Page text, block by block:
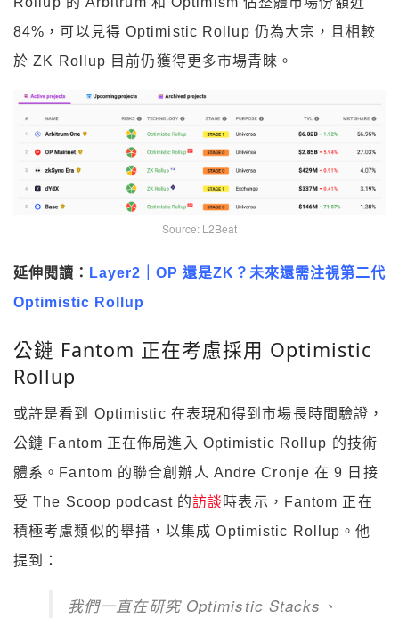
84%，可以見得 Optimistic Rollup 仍為大宗，且相較
於 ZK Rollup 目前仍獲得更多市場青睞。
Source: L2Beat
延伸閱讀： Layer2｜OP 還是ZK？未來還需注視第二代
Optimistic Rollup
公鏈 Fantom 正在考慮採用 Optimistic
Rollup
或許是看到 Optimistic 在表現和得到市場長時間驗證，
公鏈 Fantom 正在佈局進入 Optimistic Rollup 的技術
體系。Fantom 的聯合創辦人 Andre Cronje 在 9 日接
受 The Scoop podcast 的訪談 時表示，Fantom 正在
積極考慮類似的舉措，以集成 Optimistic Rollup。他
提到：
我們一直在研究 Optimistic Stacks、